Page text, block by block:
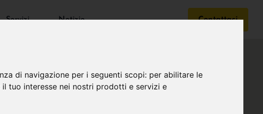
di navigazione per i seguenti scopi: per abilitare le
il tuo interesse nei nostri prodotti e servizi e
Servizi Notizie Contattaci